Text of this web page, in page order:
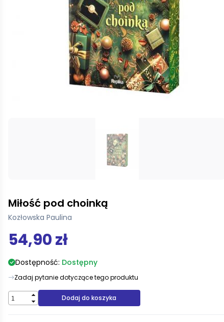
Miłość pod choinką
Kozłowska Paulina
54,90 zł
Dostępność: Dostępny
Zadaj pytanie dotyczące tego produktu
Dodaj do koszyka